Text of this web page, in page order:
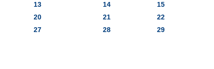
13 14 15
20 21 22
27 28 29